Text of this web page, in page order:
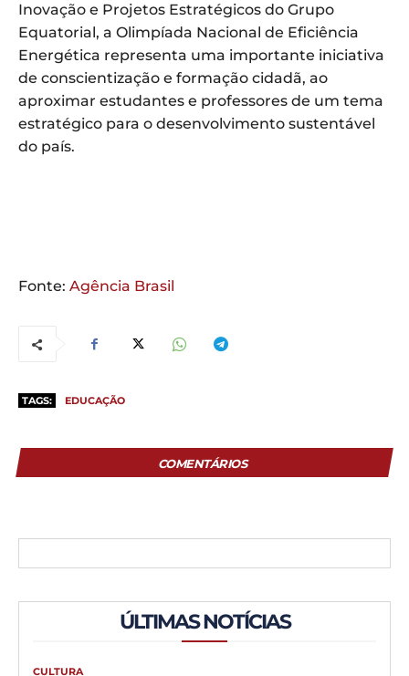
Inovação e Projetos Estratégicos do Grupo
Equatorial, a Olimpíada Nacional de Eficiência
Energética representa uma importante iniciativa
de conscientização e formação cidadã, ao
aproximar estudantes e professores de um tema
estratégico para o desenvolvimento sustentável
do país.
Fonte: Agência Brasil
TAGS: EDUCAÇÃO
COMENTÁRIOS
ÚLTIMAS NOTÍCIAS
CULTURA